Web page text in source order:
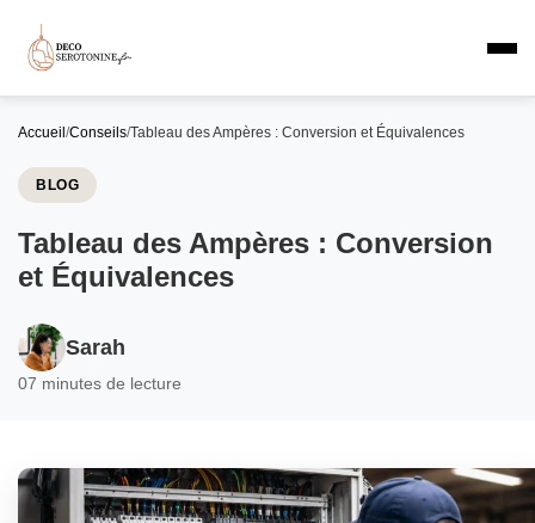
Accueil /Conseils/Tableau des Ampères : Conversion et Équivalences
BLOG
Tableau des Ampères : Conversion
et Équivalences
Sarah
07 minutes de lecture